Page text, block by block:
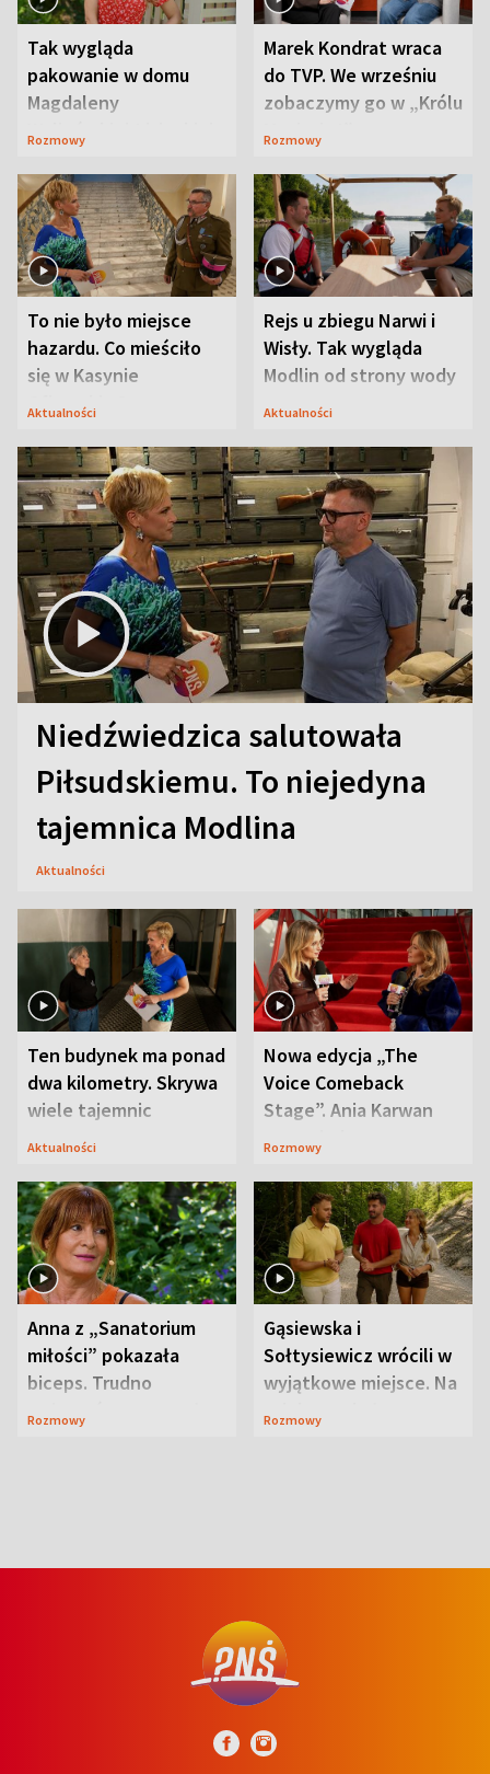
Tak wygląda
pakowanie w domu
Magdaleny
Waligórskiej-Lisieckiej.
Rozmowy
Marek Kondrat wraca
do TVP. We wrześniu
zobaczymy go w „Królu
Maciusiu I”
Rozmowy
To nie było miejsce
hazardu. Co mieściło
się w Kasynie
Oficerskim?
Aktualności
Rejs u zbiegu Narwi i
Wisły. Tak wygląda
Modlin od strony wody
Aktualności
Niedźwiedzica salutowała
Piłsudskiemu. To niejedyna
tajemnica Modlina
Aktualności
Ten budynek ma ponad
dwa kilometry. Skrywa
wiele tajemnic
Aktualności
Nowa edycja „The
Voice Comeback
Stage”. Ania Karwan
zapowiada
Rozmowy
Anna z „Sanatorium
miłości” pokazała
biceps. Trudno
uwierzyć, co przeszła
Rozmowy
Gąsiewska i
Sołtysiewicz wrócili w
wyjątkowe miejsce. Na
szlaku czekał
Rozmowy